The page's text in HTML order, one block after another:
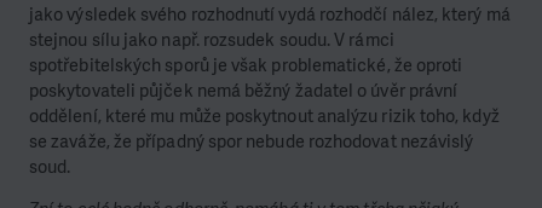
jako výsledek svého rozhodnutí vydá rozhodčí nález, který má
stejnou sílu jako např. rozsudek soudu. V rámci
spotřebitelských sporů je však problematické, že oproti
poskytovateli půjček nemá běžný žadatel o úvěr právní
oddělení, které mu může poskytnout analýzu rizik toho, když
se zaváže, že případný spor nebude rozhodovat nezávislý
soud.